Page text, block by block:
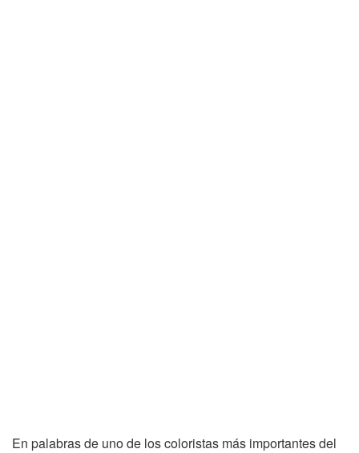
En palabras de uno de los coloristas más importantes del